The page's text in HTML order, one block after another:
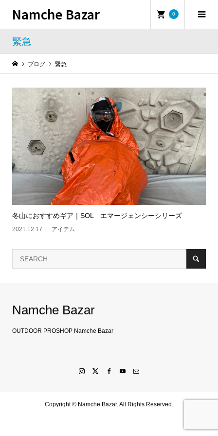
Namche Bazar 0
緊急
ブログ 緊急
冬山におすすめギア｜SOL エマージェンシーシリーズ
2021.12.17 アイテム
Namche Bazar
OUTDOOR PROSHOP Namche Bazar
Copyright © Namche Bazar. All Rights Reserved.
LINE友達登録